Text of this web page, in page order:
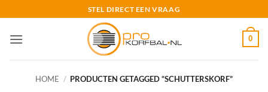
naar
inhoud
STEL DIRECT EEN VRAAG
0
HOME / PRODUCTEN GETAGGED “SCHUTTERSKORF”